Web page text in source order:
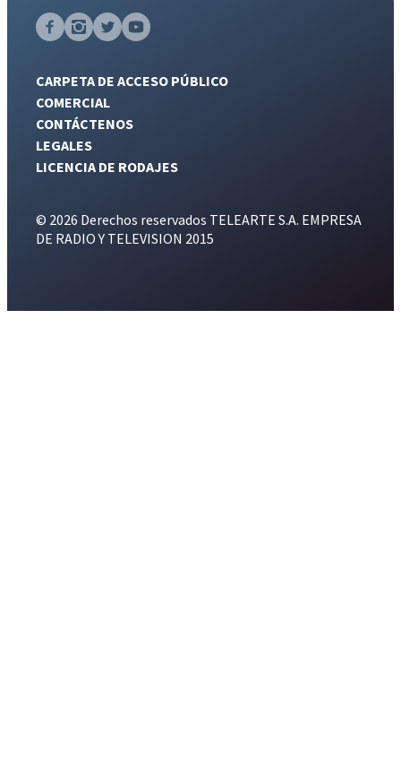
CARPETA DE ACCESO PÚBLICO
COMERCIAL
CONTÁCTENOS
LEGALES
LICENCIA DE RODAJES
© 2026 Derechos reservados TELEARTE S.A. EMPRESA
DE RADIO Y TELEVISION 2015